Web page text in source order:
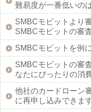
難易度が一番低いの
SMBCモビットより
SMBCモビットの審
SMBCモビットを例
SMBCモビットの審
なたにぴったりの消
他社のカードローン
に再申し込みできま